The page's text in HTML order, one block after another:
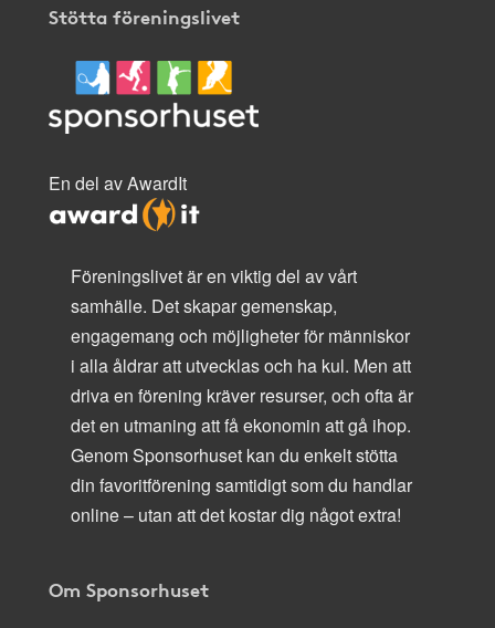
Stötta föreningslivet
En del av AwardIt
Föreningslivet är en viktig del av vårt
samhälle. Det skapar gemenskap,
engagemang och möjligheter för människor
i alla åldrar att utvecklas och ha kul. Men att
driva en förening kräver resurser, och ofta är
det en utmaning att få ekonomin att gå ihop.
Genom Sponsorhuset kan du enkelt stötta
din favoritförening samtidigt som du handlar
online – utan att det kostar dig något extra!
Om Sponsorhuset